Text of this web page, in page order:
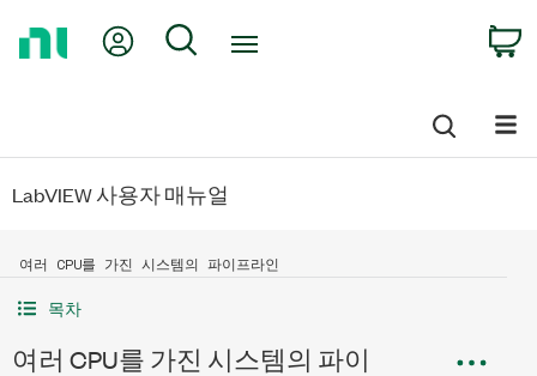
My Account
Search
LabVIEW 사용자 매뉴얼
여러 CPU를 가진 시스템의 파이프라인
목차
여러 CPU를 가진 시스템의 파이